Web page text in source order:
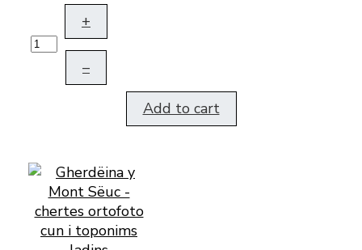
+
–
Add to cart